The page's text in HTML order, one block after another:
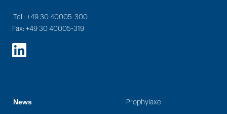
Tel.: +49 30 40005-300
Fax: +49 30 40005-319
LinkedIn
News Prophylaxe